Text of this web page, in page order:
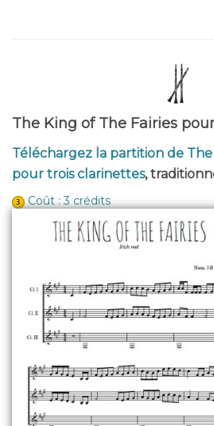
The King of The Fairies
Téléchargez la partition de The
pour trois clarinettes,
Coût : 3 crédits